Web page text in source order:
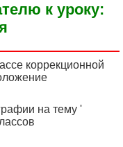
к уроку:
коррекционной
на тему '